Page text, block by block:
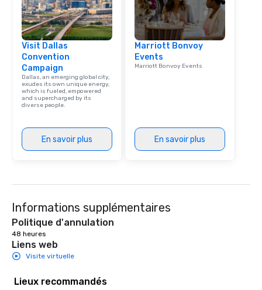
Visit Dallas
Convention
Campaign
Dallas, an emerging global city,
exudes its own unique energy,
which is fueled, empowered
and supercharged by its
diverse people.
En savoir plus
Marriott Bonvoy
Events
Marriott Bonvoy Events
En savoir plus
Informations supplémentaires
Politique d'annulation
48 heures
Liens web
Visite virtuelle
Lieux recommandés